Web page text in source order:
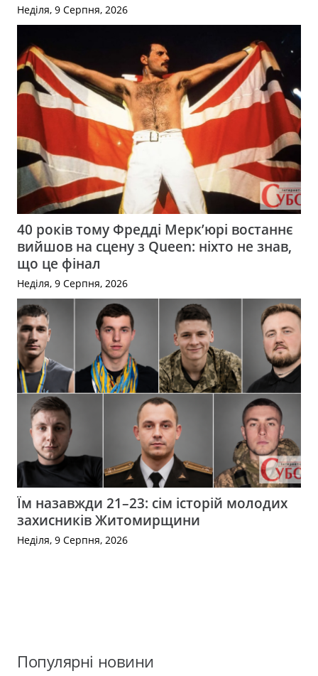
Неділя, 9 Серпня, 2026
40 років тому Фредді Мерк’юрі востаннє
вийшов на сцену з Queen: ніхто не знав,
що це фінал
Неділя, 9 Серпня, 2026
Їм назавжди 21–23: сім історій молодих
захисників Житомирщини
Неділя, 9 Серпня, 2026
Популярні новини